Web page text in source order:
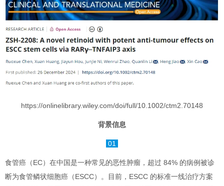
https://onlinelibrary.wiley.com/doi/full/10.1002/ctm2.70148
背景信息
01
食管癌（EC）在中国是一种常见的恶性肿瘤，超过 84% 的病例被诊
断为食管鳞状细胞癌（ESCC）。目前，ESCC 的标准一线治疗方案